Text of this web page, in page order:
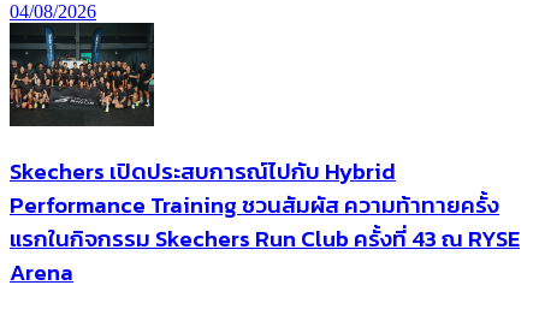
04/08/2026
Skechers เปิดประสบการณ์ไปกับ Hybrid
Performance Training ชวนสัมผัส ความท้าทายครั้ง
แรกในกิจกรรม Skechers Run Club ครั้งที่ 43 ณ RYSE
Arena